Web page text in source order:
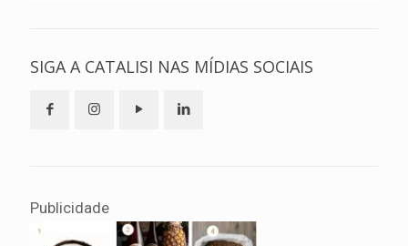
SIGA A CATALISI NAS MÍDIAS SOCIAIS
Publicidade